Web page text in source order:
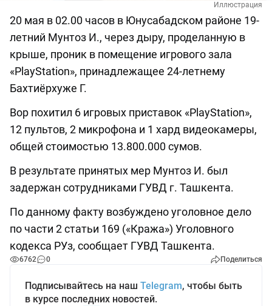
Иллюстрация
20 мая в 02.00 часов в Юнусабадском районе 19-
летний Мунтоз И., через дыру, проделанную в
крыше, проник в помещение игрового зала
«PlayStation», принадлежащее 24-летнему
Бахтиёрхуже Г.
Вор похитил 6 игровых приставок «PlayStation»,
12 пультов, 2 микрофона и 1 хард видеокамеры,
общей стоимостью 13.800.000 сумов.
В результате принятых мер Мунтоз И. был
задержан сотрудниками ГУВД г. Ташкента.
По данному факту возбуждено уголовное дело
по части 2 статьи 169 («Кража») Уголовного
кодекса РУз, сообщает ГУВД Ташкента.
6762 0 Поделиться
Подписывайтесь на наш Telegram, чтобы быть
в курсе последних новостей.